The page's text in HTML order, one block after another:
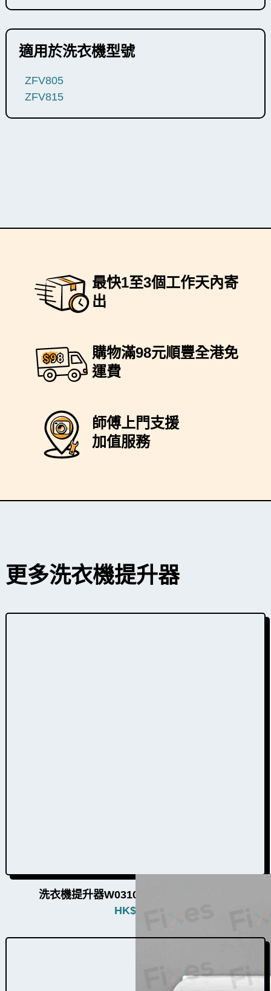
適用於洗衣機型號
ZFV805
ZFV815
最快1至3個工作天內寄
出
購物滿98元順豐全港免
運費
師傅上門支援
加值服務
更多洗衣機提升器
洗衣機提升器W031001（4個品牌通用）
HK$